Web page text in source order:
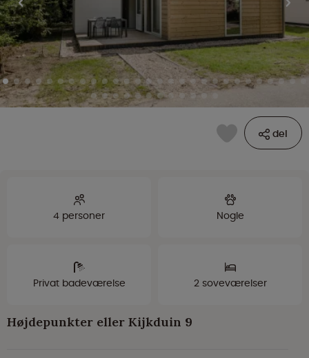
del
4 personer Nogle
Privat badeværelse 2 soveværelser
Højdepunkter eller Kijkduin 9